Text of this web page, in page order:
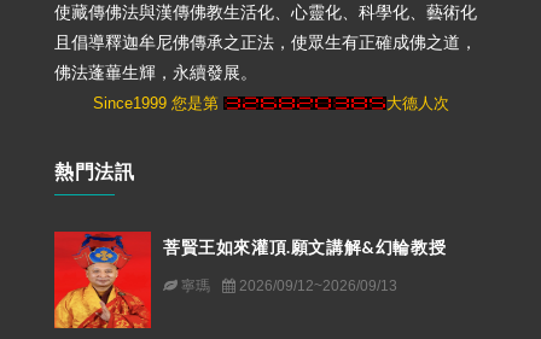
使藏傳佛法與漢傳佛教生活化、心靈化、科學化、藝術化
且倡導釋迦牟尼佛傳承之正法，使眾生有正確成佛之道，
佛法蓬蓽生輝，永續發展。
Since1999 您是第 大德人次
熱門法訊
菩賢王如來灌頂.願文講解&幻輪教授
寧瑪 2026/09/12~2026/09/13